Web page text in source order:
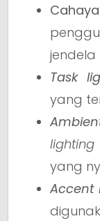
Task
yang
lighting
yang
Accent